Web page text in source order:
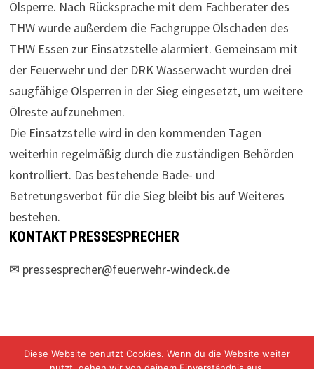
Ölsperre. Nach Rücksprache mit dem Fachberater des
THW wurde außerdem die Fachgruppe Ölschaden des
THW Essen zur Einsatzstelle alarmiert. Gemeinsam mit
der Feuerwehr und der DRK Wasserwacht wurden drei
saugfähige Ölsperren in der Sieg eingesetzt, um weitere
Ölreste aufzunehmen.
Die Einsatzstelle wird in den kommenden Tagen
weiterhin regelmäßig durch die zuständigen Behörden
kontrolliert. Das bestehende Bade- und
Betretungsverbot für die Sieg bleibt bis auf Weiteres
bestehen.
KONTAKT PRESSESPRECHER
✉ pressesprecher@feuerwehr-windeck.de
Diese Website benutzt Cookies. Wenn du die Website weiter